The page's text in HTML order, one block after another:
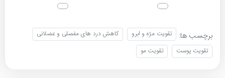
برچسب ها: تقویت مژه و ابرو
کاهش درد های مفصلی و عضلانی
تقویت پوست
تقویت مو